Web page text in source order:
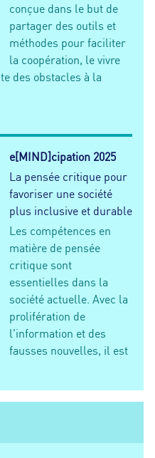
conçue dans le but de
partager des outils et
méthodes pour faciliter
la coopération, le vivre
des obstacles à la
e[MIND]cipation 2025
La pensée critique pour
favoriser une société
plus inclusive et durable
Les compétences en
matière de pensée
critique sont
essentielles dans la
société actuelle. Avec la
prolifération de
l'information et des
fausses nouvelles, il est